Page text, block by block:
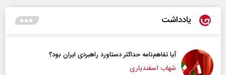
یادداشت
آیا تفاهم‌نامه حداکثر دستاورد راهبردی ایران بود؟
شهاب اسفندیاری